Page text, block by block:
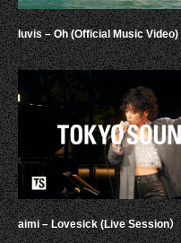
luvis – Oh (Official Music Video)
aimi – Lovesick (Live Session）